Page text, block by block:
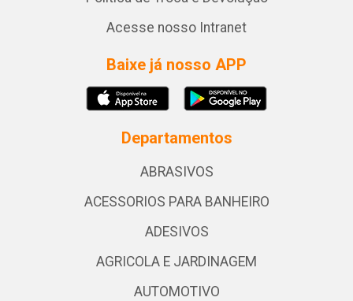
Acesse nosso Intranet
Baixe já nosso APP
Departamentos
ABRASIVOS
ACESSORIOS PARA BANHEIRO
ADESIVOS
AGRICOLA E JARDINAGEM
AUTOMOTIVO